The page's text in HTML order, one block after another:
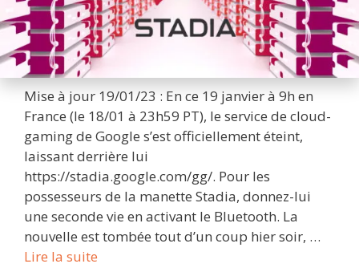
Mise à jour 19/01/23 : En ce 19 janvier à 9h en
France (le 18/01 à 23h59 PT), le service de cloud-
gaming de Google s’est officiellement éteint,
laissant derrière lui
https://stadia.google.com/gg/. Pour les
possesseurs de la manette Stadia, donnez-lui
une seconde vie en activant le Bluetooth. La
nouvelle est tombée tout d’un coup hier soir, …
Lire la suite